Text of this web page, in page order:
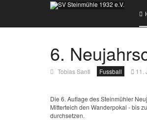
6.
Tobias Santl Fussball 11.
Die 6. Auflage des Steinmühler
Mitterteich den Wanderpokal - bis
durchsetzen.